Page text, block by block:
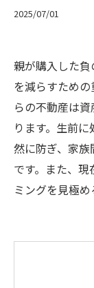
2025/07/01
親が購入した
を減らすため
らの不動産は
ります。生前
然に防ぎ、家
です。また、
ミングを見極め